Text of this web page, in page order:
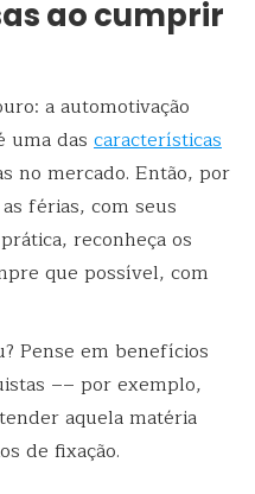
ao cumprir
a automotivação
uma das características
no mercado. Então, por
férias, com seus
reconheça os
que possível, com
Pense em benefícios
–– por exemplo,
aquela matéria
de fixação.